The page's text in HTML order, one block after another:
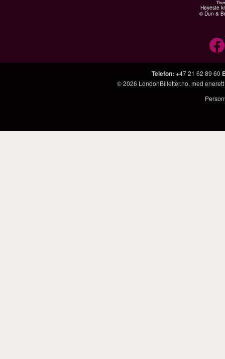
Høyeste
© Dun &
Telefon: +47 21 62 89 60
© 2026 LondonBilletter.no, med